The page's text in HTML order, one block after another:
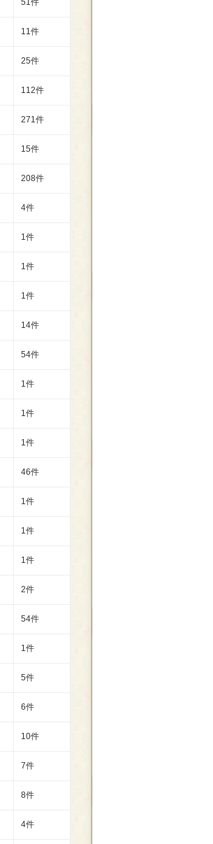
51件
11件
25件
112件
271件
15件
208件
4件
1件
1件
1件
14件
54件
1件
1件
1件
46件
1件
1件
1件
2件
54件
1件
5件
6件
10件
7件
8件
4件